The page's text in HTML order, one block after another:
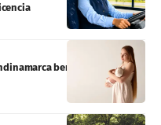
beneficia a 362